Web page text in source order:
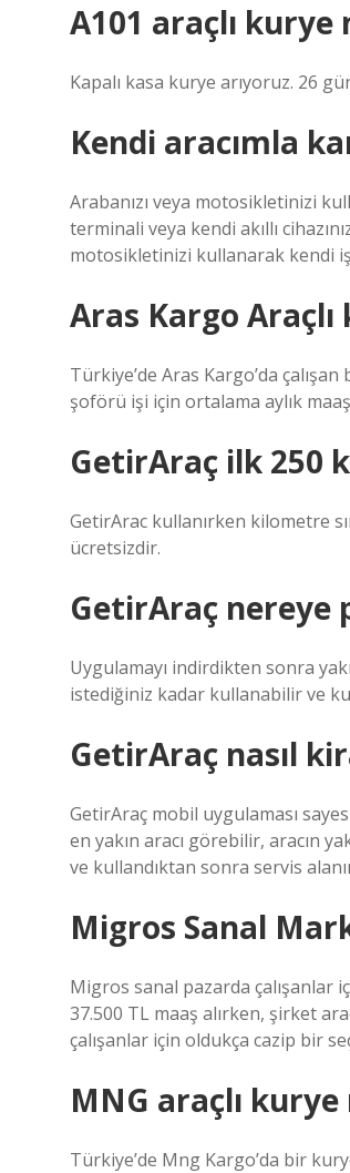
A101 araçlı kurye
Kapalı kasa kurye arıyoruz. 26
Kendi aracımla
Arabanızı veya motosikletinizi
terminali veya kendi akıllı
motosikletinizi kullanarak kendi
Aras Kargo Araçlı
Türkiye’de Aras Kargo’da
şoförü işi için ortalama aylık
GetirAraç ilk 250
GetirArac kullanırken kilometre
ücretsizdir.
GetirAraç nereye
Uygulamayı indirdikten sonra
istediğiniz kadar kullanabilir ve
GetirAraç nasıl
GetirAraç mobil uygulaması
en yakın aracı görebilir, aracın
ve kullandıktan sonra servis
Migros Sanal
Migros sanal pazarda çalışanlar
37.500 TL maaş alırken, şirket
çalışanlar için oldukça cazip bir
MNG araçlı
Türkiye’de Mng Kargo’da bir